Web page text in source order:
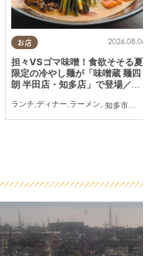
お店
知多市
,半田
2026.08.06
担々VSゴマ味噌！食欲そそる夏
限定の冷やし麺が「味噌蔵 麺四
朗 半田店・知多店」で登場／ち
ランチ,ディナー,ラーメン,ちたまる広告